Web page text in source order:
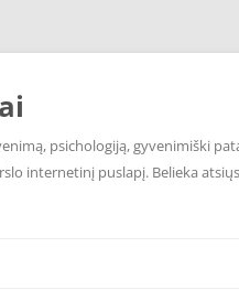
psichologiją, gyvenimiški
internetinį puslapį. Belieka